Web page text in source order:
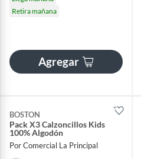
Retira mañana
Agregar
BOSTON
Pack X3 Calzoncillos Kids
100% Algodón
Por Comercial La Principal